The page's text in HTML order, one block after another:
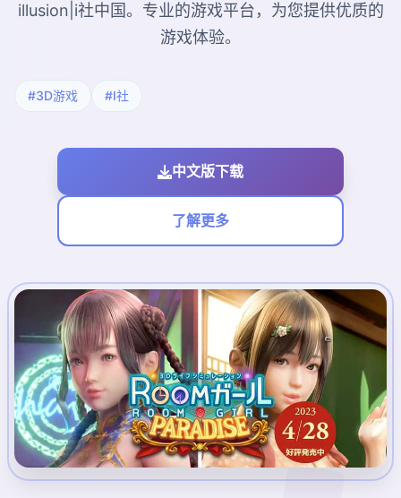
illusion|i社中国。专业的游戏平台，为您提供优质的
游戏体验。
#3D游戏 #I社
中文版下载
了解更多